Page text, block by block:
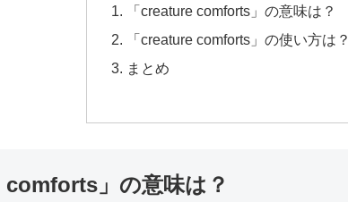
「creature comforts」の意味は？
「creature comforts」の使い方は？
まとめ
comforts」の意味は？